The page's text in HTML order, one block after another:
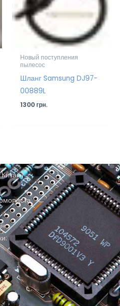
Новый поступления
пылесос
Шланг Samsung DJ97-
00889L
1300грн.
Китай)